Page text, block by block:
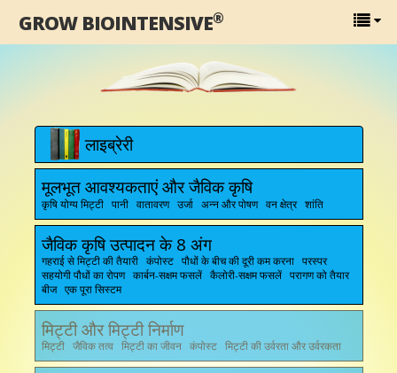
GROW BIOINTENSIVE®
लाइब्रेरी
मूलभूत आवश्यकताएं और जैविक कृषि
कृषि योग्य मिट्टी पानी वातावरण उर्जा अन्न और पोषण वन क्षेत्र शांति
जैविक कृषि उत्पादन के 8 अंग
गहराई से मिट्टी की तैयारी कंपोस्ट पौधों के बीच की दूरी कम करना परस्पर
सहयोगी पौधों का रोपण कार्बन-सक्षम फसलें कैलोरी-सक्षम फसलें परागण को तैयार
बीज एक पूरा सिस्टम
मिट्टी और मिट्टी निर्माण
मिट्टी जैविक तत्व मिट्टी का जीवन कंपोस्ट मिट्टी की उर्वरता और उर्वरकता